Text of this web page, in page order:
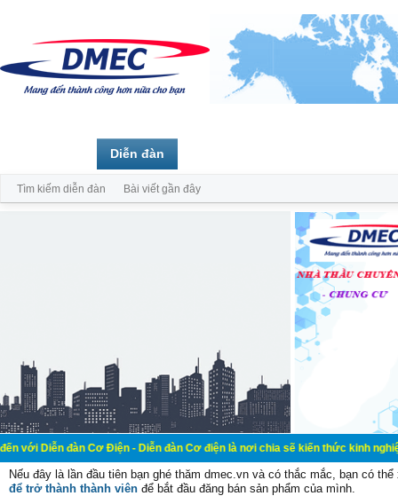
đàn Cơ Điện - Diễn đàn Cơ điện là nơi chia sẽ kiến thức kinh nghiệm trong
Nếu đây là lần đầu tiên bạn ghé thăm dmec.vn và có thắc mắc, bạn có
để trở thành thành viên để bắt đầu đăng bán sản phẩm của mình.
Diễn đàn
Tìm kiếm diễn đàn Bài viết gần đây